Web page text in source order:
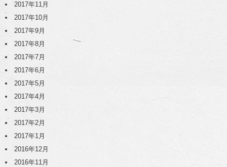
2017年11月
2017年10月
2017年9月
2017年8月
2017年7月
2017年6月
2017年5月
2017年4月
2017年3月
2017年2月
2017年1月
2016年12月
2016年11月